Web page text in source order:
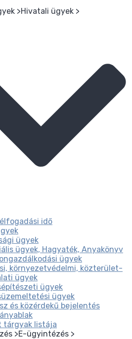
Hivatali ügyek >
idő
ügyek
ügyek, Hagyaték, Anyakönyv
ügyek
környezetvédelmi, közterület-
ügyek
ügyek
ügyek
és közérdekű bejelentés
tárgyak listája
E-ügyintézés >